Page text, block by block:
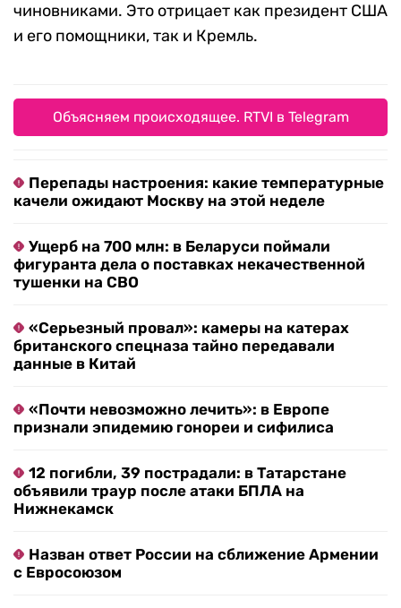
чиновниками. Это отрицает как президент США
и его помощники, так и Кремль.
Объясняем происходящее. RTVI в Telegram
Перепады настроения: какие температурные
качели ожидают Москву на этой неделе
Ущерб на 700 млн: в Беларуси поймали
фигуранта дела о поставках некачественной
тушенки на СВО
«Серьезный провал»: камеры на катерах
британского спецназа тайно передавали
данные в Китай
«Почти невозможно лечить»: в Европе
признали эпидемию гонореи и сифилиса
12 погибли, 39 пострадали: в Татарстане
объявили траур после атаки БПЛА на
Нижнекамск
Назван ответ России на сближение Армении
с Евросоюзом